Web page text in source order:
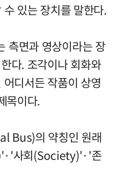
있는 장치를 말한다.
측면과 영상이라는 장
다. 조각이나 회화와
디서든 작품이 상영
목이다.
Bus)의 약칭인 원래
사회(Society)'·'존